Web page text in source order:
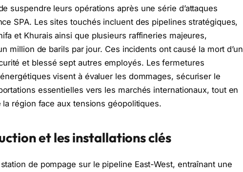
suspendre leurs opérations après une série d’attaques
SPA. Les sites touchés incluent des pipelines stratégiques,
et Khurais ainsi que plusieurs raffineries majeures,
million de barils par jour. Ces incidents ont causé la mort d’un
et blessé sept autres employés. Les fermetures
visent à évaluer les dommages, sécuriser le
essentielles vers les marchés internationaux, tout en
région face aux tensions géopolitiques.
et les installations clés
de pompage sur le pipeline East-West, entraînant une